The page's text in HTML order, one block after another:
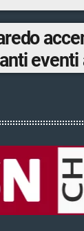
eventi